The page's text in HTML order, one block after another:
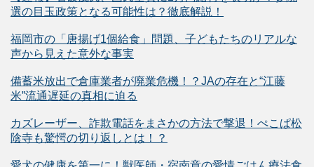
選の目玉政策となる可能性は？徹底解説！
福岡市の「唐揚げ1個給食」問題、子どもたちのリアルな
声から見えた意外な事実
備蓄米放出で倉庫業者が廃業危機！？JAの存在と“江藤
米”流通遅延の真相に迫る
カズレーザー、詐欺電話をまさかの方法で撃退！ぺこぱ松
陰寺も驚愕の切り返しとは！？